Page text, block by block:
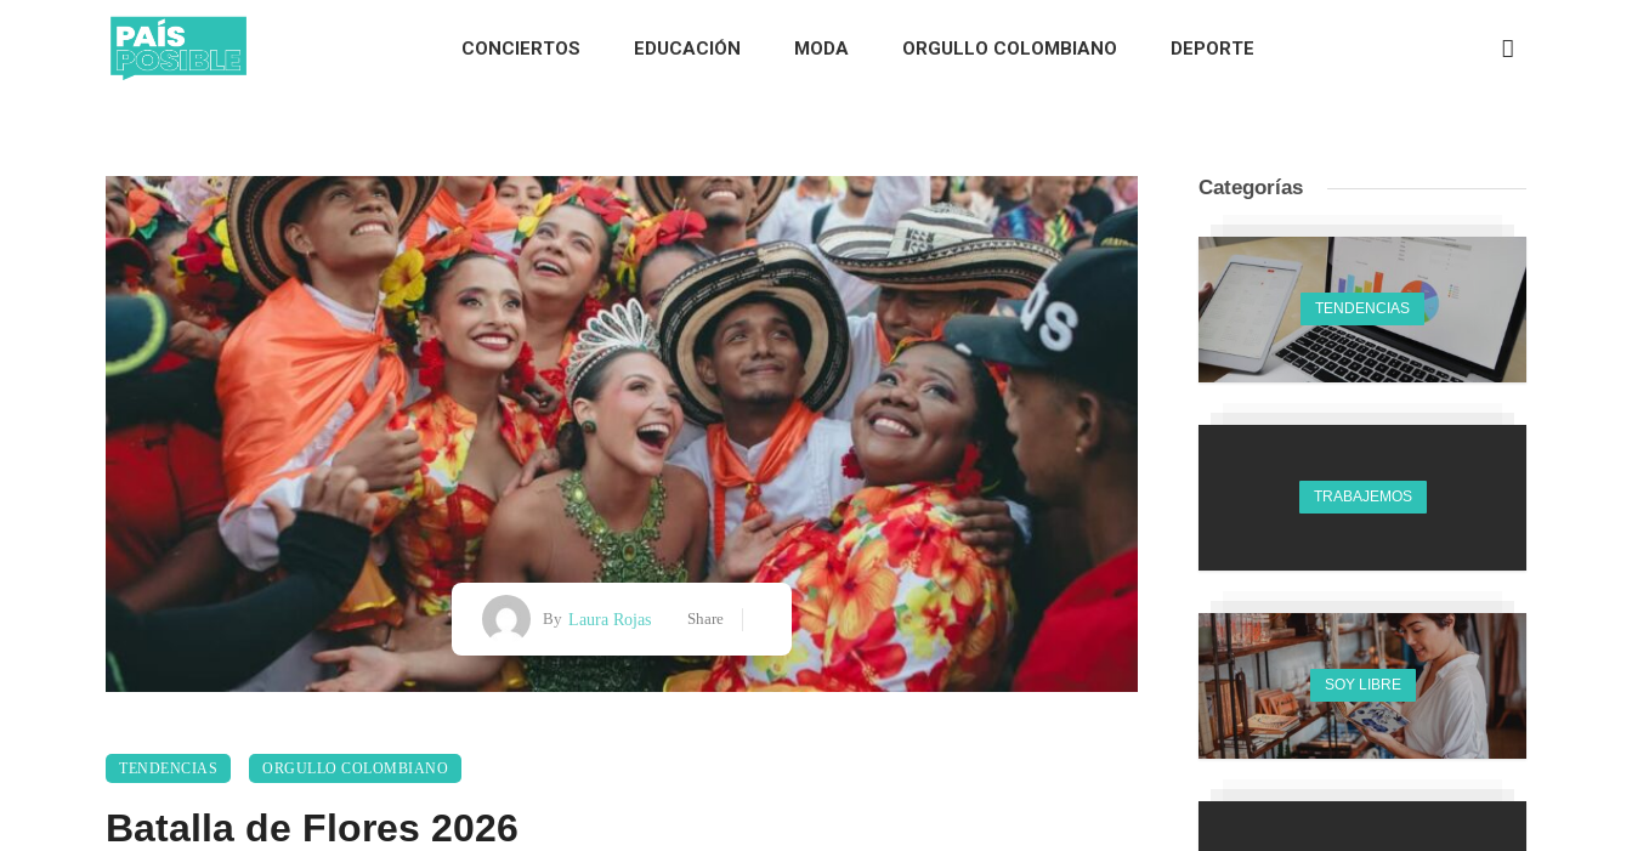
CONCIERTOS EDUCACIÓN MODA ORGULLO COLOMBIANO DEPORTE
By Laura Rojas Share
TENDENCIAS ORGULLO COLOMBIANO
Batalla de Flores 2026
Categorías
TENDENCIAS
TRABAJEMOS
SOY LIBRE